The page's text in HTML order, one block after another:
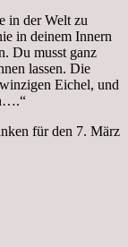
in der Welt zu
in deinem Innern
Du musst ganz
lassen. Die
Eichel, und
für den 7. März